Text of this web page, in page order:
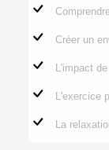
Créer un
L'impact
L'exercice
La